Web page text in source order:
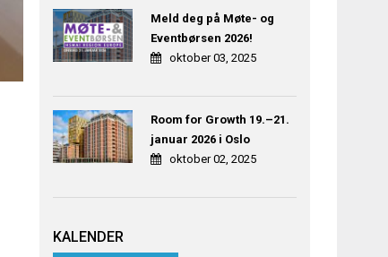
Meld deg på Møte- og
Eventbørsen 2026!
oktober 03, 2025
Room for Growth 19.–21.
januar 2026 i Oslo
oktober 02, 2025
KALENDER